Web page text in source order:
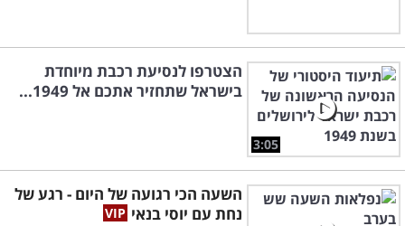
3:05
הצטרפו לנסיעת רכבת מיוחדת
בישראל שתחזיר אתכם אל 1949...
השעה הכי רגועה של היום - רגע של
נחת עם יוסי בנאי